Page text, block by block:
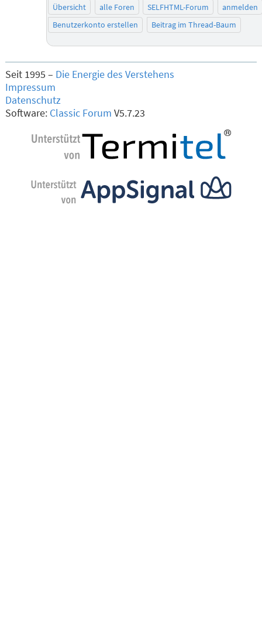
Übersicht alle Foren SELFHTML-Forum
anmelden
Benutzerkonto erstellen
Beitrag im Thread-Baum
Seit 1995 – Die Energie des Verstehens
Impressum
Datenschutz
Software: Classic Forum V5.7.23